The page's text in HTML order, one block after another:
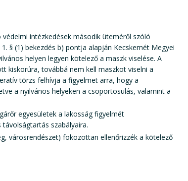
intézkedések második üteméről szóló
§ (1) bekezdés b) pontja alapján Kecskemét Megyei
helyen legyen kötelező a maszk viselése. A
kiskorúra, továbbá nem kell maszkot viselni a
törzs felhívja a figyelmet arra, hogy a
a nyilvános helyeken a csoportosulás, valamint a
egyesületek a lakosság figyelmét
szabályaira.
városrendészet) fokozottan ellenőrizzék a kötelező